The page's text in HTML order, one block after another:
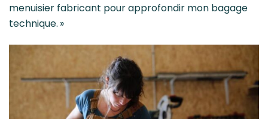
menuisier fabricant pour approfondir mon bagage
technique. »